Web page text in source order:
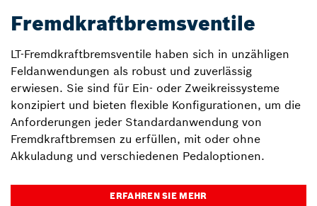
Fremdkraftbremsventile
LT-Fremdkraftbremsventile haben sich in unzähligen
Feldanwendungen als robust und zuverlässig
erwiesen. Sie sind für Ein- oder Zweikreissysteme
konzipiert und bieten flexible Konfigurationen, um die
Anforderungen jeder Standardanwendung von
Fremdkraftbremsen zu erfüllen, mit oder ohne
Akkuladung und verschiedenen Pedaloptionen.
ERFAHREN SIE MEHR